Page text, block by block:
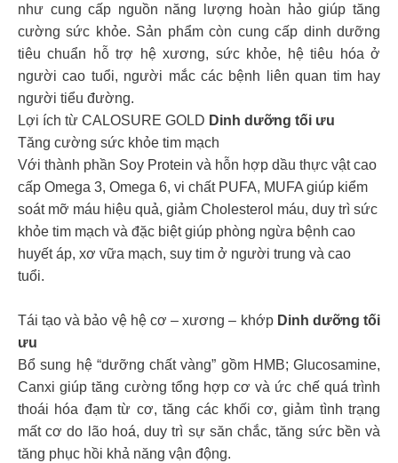
như cung cấp nguồn năng lượng hoàn hảo giúp tăng
cường sức khỏe. Sản phẩm còn cung cấp dinh dưỡng
tiêu chuẩn hỗ trợ hệ xương, sức khỏe, hệ tiêu hóa ở
người cao tuổi, người mắc các bệnh liên quan tim hay
người tiểu đường.
Lợi ích từ CALOSURE GOLD Dinh dưỡng tối ưu
Tăng cường sức khỏe tim mạch
Với thành phần Soy Protein và hỗn hợp dầu thực vật cao
cấp Omega 3, Omega 6, vi chất PUFA, MUFA giúp kiểm
soát mỡ máu hiệu quả, giảm Cholesterol máu, duy trì sức
khỏe tim mạch và đặc biệt giúp phòng ngừa bệnh cao
huyết áp, xơ vữa mạch, suy tim ở người trung và cao
tuổi.
Tái tạo và bảo vệ hệ cơ – xương – khớp Dinh dưỡng tối
ưu
Bổ sung hệ “dưỡng chất vàng” gồm HMB; Glucosamine,
Canxi giúp tăng cường tổng hợp cơ và ức chế quá trình
thoái hóa đạm từ cơ, tăng các khối cơ, giảm tình trạng
mất cơ do lão hoá, duy trì sự săn chắc, tăng sức bền và
tăng phục hồi khả năng vận động.